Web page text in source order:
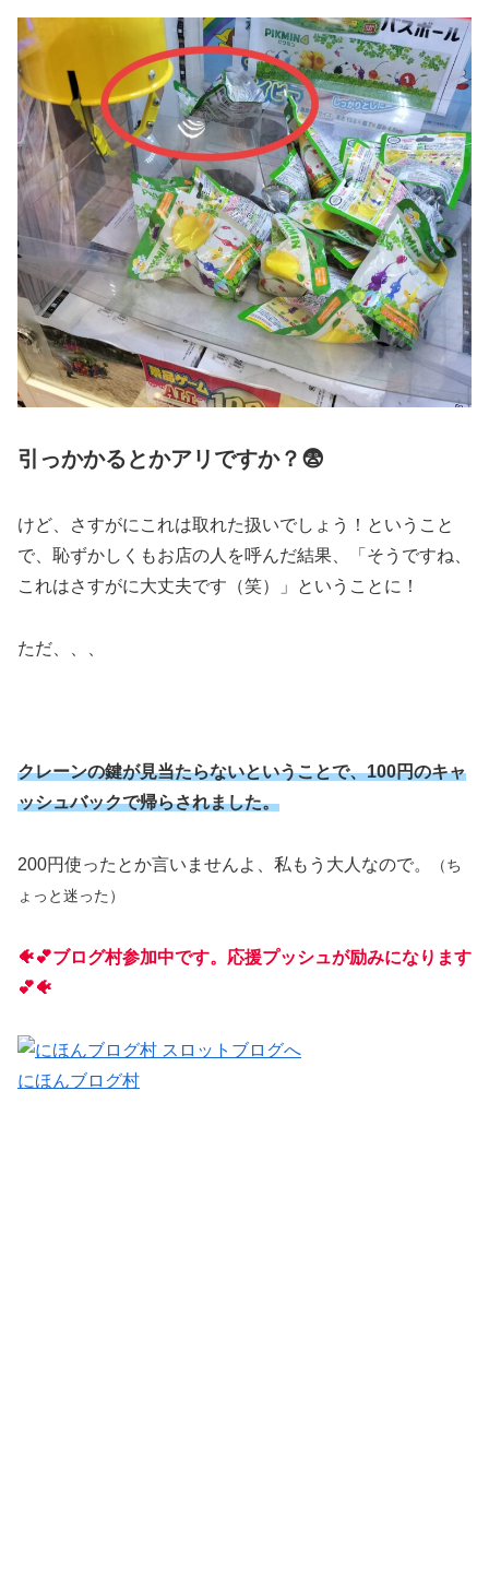
引っかかるとかアリですか？😨
けど、さすがにこれは取れた扱いでしょう！ということ
で、恥ずかしくもお店の人を呼んだ結果、「そうですね、
これはさすがに大丈夫です（笑）」ということに！
ただ、、、
クレーンの鍵が見当たらないということで、100円のキャ
ッシュバックで帰らされました。
200円使ったとか言いませんよ、私もう大人なので。
（ち
ょっと迷った）
🐠💕ブログ村参加中です。応援プッシュが励みになります
💕🐠
にほんブログ村